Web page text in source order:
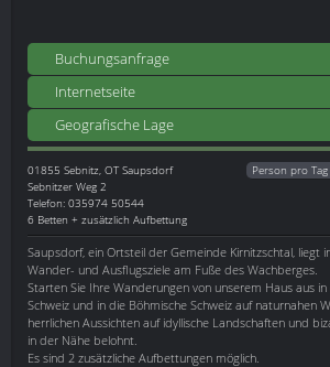
Buchungsanfrage
Internetseite
Geografische Lage
01855 Sebnitz, OT Saupsdorf
Sebnitzer Weg 2
Telefon: 035974 50544
6 Betten + zusätzlich Aufbettung
Person pro Tag
Saupsdorf, ein Ortsteil der Gemeinde Kirnitzschtal, liegt
Wander- und Ausflugsziele am Fuße des Wachberges.
Starten Sie Ihre Wanderungen von unserem Haus aus
Schweiz und in die Böhmische Schweiz auf naturnahen
herrlichen Aussichten auf idyllische Landschaften und
in der Nähe belohnt.
Es sind 2 zusätzliche Aufbettungen möglich.